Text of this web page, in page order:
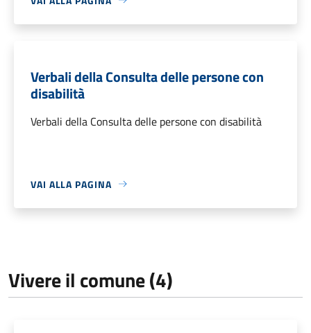
Verbali della Consulta delle persone con
disabilità
Verbali della Consulta delle persone con disabilità
VAI ALLA PAGINA
Vivere il comune (4)